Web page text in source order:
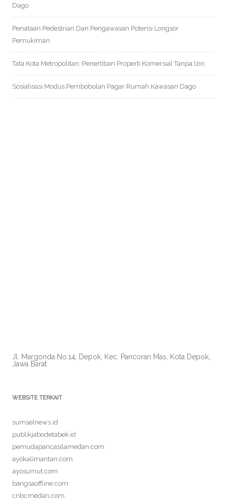
Dago
Penataan Pedestrian Dan Pengawasan Potensi Longsor
Pemukiman
Tata Kota Metropolitan: Penertiban Properti Komersial Tanpa Izin
Sosialisasi Modus Pembobolan Pagar Rumah Kawasan Dago
Jl. Margonda No.14, Depok, Kec. Pancoran Mas, Kota Depok,
Jawa Barat
WEBSITE TERKAIT
sumselnews.id
publikjabodetabek.id
pemudapancasilamedan.com
ayokalimantan.com
ayosumut.com
bangsaoffline.com
cnbcmedan.com